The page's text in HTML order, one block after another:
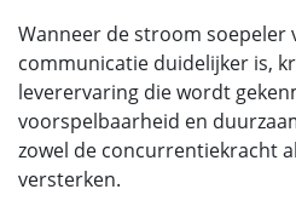
Wanneer de stroom soepeler
communicatie duidelijker is,
leverervaring die wordt
voorspelbaarheid en
zowel de concurrentiekracht
versterken.